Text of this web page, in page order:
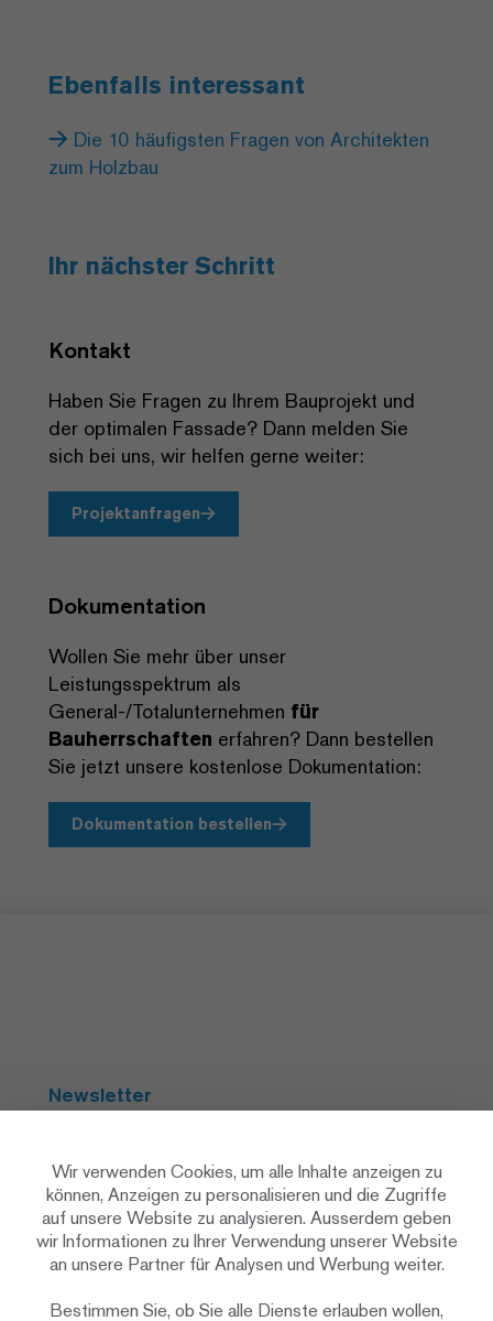
Ebenfalls interessant
Die 10 häufigsten Fragen von Architekten
zum Holzbau
Ihr nächster Schritt
Kontakt
Haben Sie Fragen zu Ihrem Bauprojekt und
der optimalen Fassade? Dann melden Sie
sich bei uns, wir helfen gerne weiter:
Projektanfragen
Dokumentation
Wollen Sie mehr über unser
Leistungsspektrum als
General-/Totalunternehmen für
Bauherrschaften erfahren? Dann bestellen
Sie jetzt unsere kostenlose Dokumentation:
Dokumentation bestellen
Newsletter
Social Media
Wir verwenden Cookies, um alle Inhalte anzeigen zu
können, Anzeigen zu personalisieren und die Zugriffe
auf unsere Website zu analysieren. Ausserdem geben
wir Informationen zu Ihrer Verwendung unserer Website
an unsere Partner für Analysen und Werbung weiter.
Bestimmen Sie, ob Sie alle Dienste erlauben wollen,